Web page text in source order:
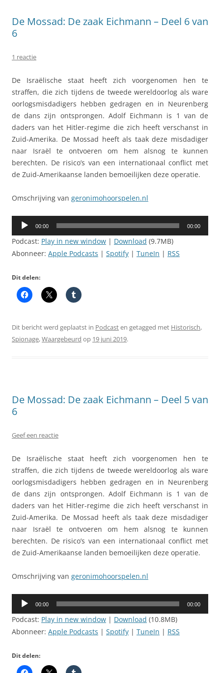
De Mossad: De zaak Eichmann – Deel 6 van
6
1 reactie
De Israëlische staat heeft zich voorgenomen hen te
straffen, die zich tijdens de tweede wereldoorlog als ware
oorlogsmisdadigers hebben gedragen en in Neurenberg
de dans zijn ontsprongen. Adolf Eichmann is 1 van de
daders van het Hitler-regime die zich heeft verschanst in
Zuid-Amerika. De Mossad heeft als taak deze misdadiger
naar Israël te ontvoeren om hem alsnog te kunnen
berechten. De risico’s van een internationaal conflict met
de Zuid-Amerikaanse landen bemoeilijken deze operatie.
Omschrijving van geronimohoorspelen.nl
Audiospeler
00:00 00:00
Podcast: Play in new window | Download (9.7MB)
Abonneer: Apple Podcasts | Spotify | TuneIn | RSS
Dit delen:
Dit bericht werd geplaatst in Podcasten getagged met Historisch,
Spionage,Waargebeurd op 19 juni 2019.
De Mossad: De zaak Eichmann – Deel 5 van
6
Geef een reactie
De Israëlische staat heeft zich voorgenomen hen te
straffen, die zich tijdens de tweede wereldoorlog als ware
oorlogsmisdadigers hebben gedragen en in Neurenberg
de dans zijn ontsprongen. Adolf Eichmann is 1 van de
daders van het Hitler-regime die zich heeft verschanst in
Zuid-Amerika. De Mossad heeft als taak deze misdadiger
naar Israël te ontvoeren om hem alsnog te kunnen
berechten. De risico’s van een internationaal conflict met
de Zuid-Amerikaanse landen bemoeilijken deze operatie.
Omschrijving van geronimohoorspelen.nl
Audiospeler
00:00 00:00
Podcast: Play in new window | Download (10.8MB)
Abonneer: Apple Podcasts | Spotify | TuneIn | RSS
Dit delen: